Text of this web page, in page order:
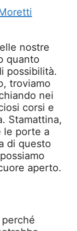
nostre
quanto
possibilità.
troviamo
nei
corsi e
Stamattina,
le porte a
di questo
aperto.